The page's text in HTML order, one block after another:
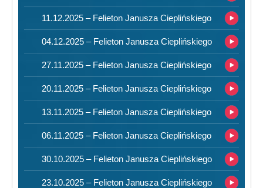
11.12.2025 – Felieton Janusza Cieplińskiego
04.12.2025 – Felieton Janusza Cieplińskiego
27.11.2025 – Felieton Janusza Cieplińskiego
20.11.2025 – Felieton Janusza Cieplińskiego
13.11.2025 – Felieton Janusza Cieplińskiego
06.11.2025 – Felieton Janusza Cieplińskiego
30.10.2025 – Felieton Janusza Cieplińskiego
23.10.2025 – Felieton Janusza Cieplińskiego